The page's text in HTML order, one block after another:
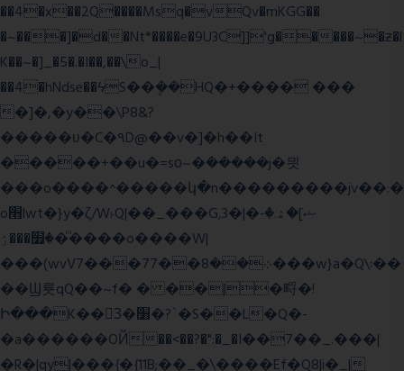
��4�x��2Q����Msq�vQv�mKGG��
�~���]�d��Nt*����e�9U3C]]'g�����~�ƶ�l
K��~�]_�5�.�I��,��\o_|
��4�hNdse��ϟS��ܷ��HQ�+���� ���
�]�,�y��\P8&?
�����ʋ�C�۹D@��v�]�h��It
�����+��u�=sο~�ܿ�����j�믯
���o����^�����կ�n���������jv��:�
o׫lwt�}y�ζ/W˫Q|��_���G,3�|�ޝ]�ۿ.�-
�׿���ۯ�ͫ����o����W|
���(wvV܀��8��77���7���w}a�Q\܃��
��Ϣ룟qQ��~f� � ��|�㽟�!
Ի���K��3ٓ�׸�?`�S��L�Q�-
�a������OЙ��<��?�":�_�I��7��_.���|
�R�|qy|���{�{11B;��_�\����Ef�Q8|i�_|